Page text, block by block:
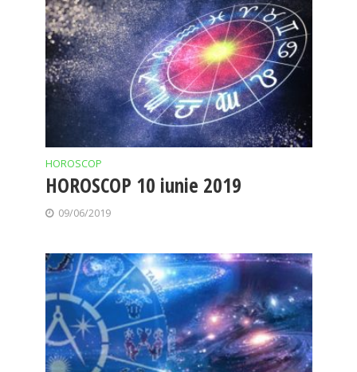
HOROSCOP
HOROSCOP 10 iunie 2019
09/06/2019